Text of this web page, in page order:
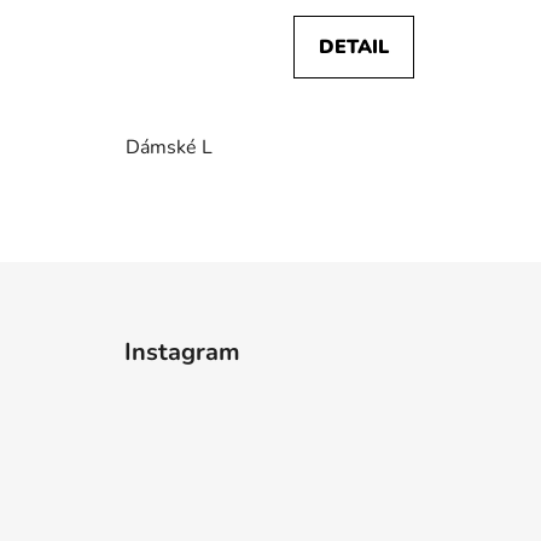
DETAIL
Dámské L
Instagram